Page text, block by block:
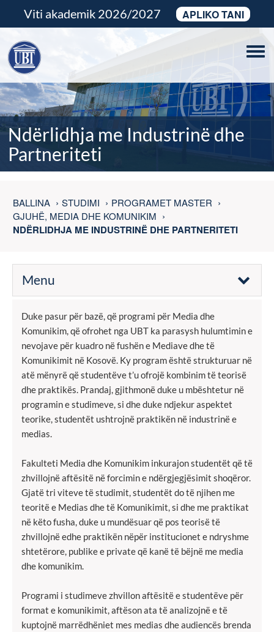
Viti akademik 2026/2027 APLIKO TANI
Ndërlidhja me Industrinë dhe
Partneriteti
BALLINA STUDIMI
PROGRAMET MASTER
GJUHË, MEDIA DHE KOMUNIKIM
NDËRLIDHJA ME INDUSTRINË DHE PARTNERITETI
Menu
Duke pasur për bazë, që programi për Media dhe
Komunikim, që ofrohet nga UBT ka parasysh hulumtimin e
nevojave për kuadro në fushën e Mediave dhe të
Komunikimit në Kosovë. Ky program është strukturuar në
atë mënyrë që studentëve t’u ofrojë kombinim të teorisë
dhe praktikës. Prandaj, gjithmonë duke u mbështetur në
programin e studimeve, si dhe duke ndjekur aspektet
teorike, studentët ushtrojnë praktikën në industrinë e
medias.
Fakulteti Media dhe Komunikim inkurajon studentët që të
zhvillojnë aftësitë në forcimin e ndërgjegjësimit shoqëror.
Gjatë tri viteve të studimit, studentët do të njihen me
teoritë e Medias dhe të Komunikimit, si dhe me praktikat
në këto fusha, duke u mundësuar që pos teorisë të
zhvillojnë edhe praktikën nëpër institucionet e ndryshme
shtetërore, publike e private që kanë të bëjnë me media
dhe komunikim.
Programi i studimeve zhvillon aftësitë e studentëve për
format e komunikimit, aftëson ata të analizojnë e të
kuptojnë marrëdhëniet mes medias dhe audiencës brenda